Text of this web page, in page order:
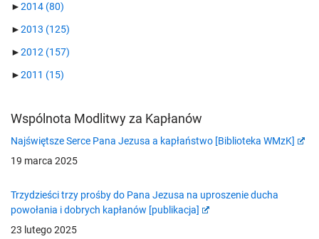
►2014 (80)
►2013 (125)
►2012 (157)
►2011 (15)
Wspólnota Modlitwy za Kapłanów
Najświętsze Serce Pana Jezusa a kapłaństwo [Biblioteka WMzK]
19 marca 2025
Trzydzieści trzy prośby do Pana Jezusa na uproszenie ducha
powołania i dobrych kapłanów [publikacja]
23 lutego 2025